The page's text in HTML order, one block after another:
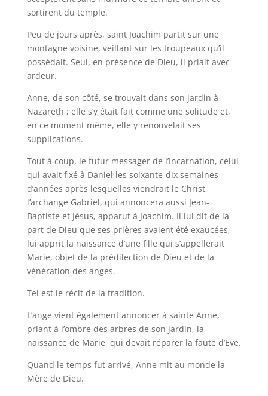
sortirent du temple.
Peu de jours après, saint Joachim partit sur une
montagne voisine, veillant sur les troupeaux qu’il
possédait. Seul, en présence de Dieu, il priait avec
ardeur.
Anne, de son côté, se trouvait dans son jardin à
Nazareth ; elle s’y était fait comme une solitude et,
en ce moment même, elle y renouvelait ses
supplications.
Tout à coup, le futur messager de l’Incarnation, celui
qui avait fixé à Daniel les soixante-dix semaines
d’années après lesquelles viendrait le Christ,
l’archange Gabriel, qui annoncera aussi Jean-
Baptiste et Jésus, apparut à Joachim. Il lui dit de la
part de Dieu que ses prières avaient été exaucées,
lui apprit la naissance d’une fille qui s’appellerait
Marie, objet de la prédilection de Dieu et de la
vénération des anges.
Tel est le récit de la tradition.
L’ange vient également annoncer à sainte Anne,
priant à l’ombre des arbres de son jardin, la
naissance de Marie, qui devait réparer la faute d’Eve.
Quand le temps fut arrivé, Anne mit au monde la
Mère de Dieu.